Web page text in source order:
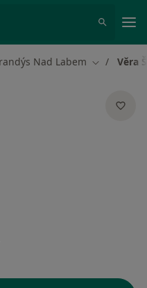
Nad Labem ZměnaVěra